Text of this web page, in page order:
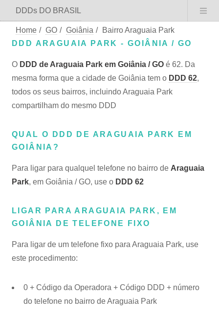
DDDs DO BRASIL
Home / GO / Goiânia /
Bairro Araguaia Park
DDD ARAGUAIA PARK - GOIÂNIA / GO
O DDD de Araguaia Park em Goiânia / GO é 62. Da
mesma forma que a cidade de Goiânia tem o DDD 62,
todos os seus bairros, incluindo Araguaia Park
compartilham do mesmo DDD
QUAL O DDD DE ARAGUAIA PARK EM
GOIÂNIA?
Para ligar para qualquel telefone no bairro de Araguaia
Park, em Goiânia / GO, use o DDD 62
LIGAR PARA ARAGUAIA PARK, EM
GOIÂNIA DE TELEFONE FIXO
Para ligar de um telefone fixo para Araguaia Park, use
este procedimento:
0 + Código da Operadora + Código DDD + número
do telefone no bairro de Araguaia Park